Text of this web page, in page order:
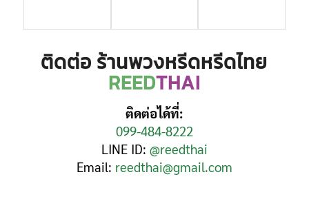
ติดต่อ ร้านพวงหรีดหรีดไทย
REEDTHAI
ติดต่อได้ที่:
099-484-8222
LINE ID: @reedthai
Email: reedthai@gmail.com